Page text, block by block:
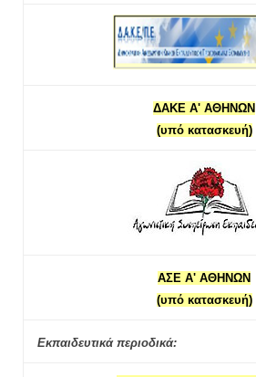
ΔΑΚΕ Α' ΑΘΗΝΩΝ
(υπό κατασκευή)
ΑΣΕ Α' ΑΘΗΝΩΝ
(υπό κατασκευή)
Εκπαιδευτικά περιοδικά: